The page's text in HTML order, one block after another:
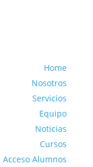
Home
Nosotros
Servicios
Equipo
Noticias
Cursos
Acceso Alumnos